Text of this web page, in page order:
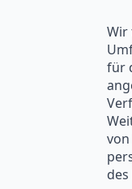
Wir
für